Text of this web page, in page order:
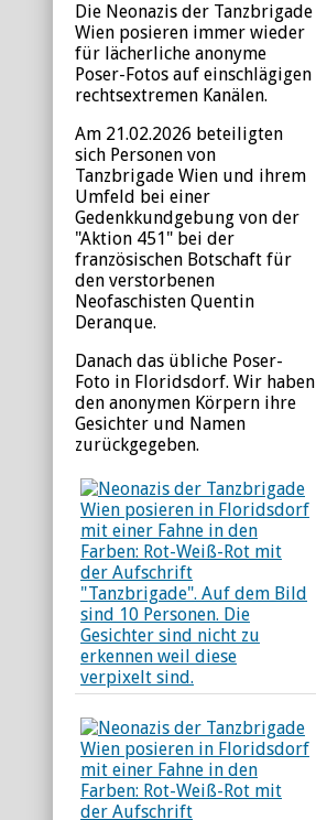
Die Neonazis der Tanzbrigade
Wien posieren immer wieder
für lächerliche anonyme
Poser-Fotos auf einschlägigen
rechtsextremen Kanälen.
Am 21.02.2026 beteiligten
sich Personen von
Tanzbrigade Wien und ihrem
Umfeld bei einer
Gedenkkundgebung von der
"Aktion 451" bei der
französischen Botschaft für
den verstorbenen
Neofaschisten Quentin
Deranque.
Danach das übliche Poser-
Foto in Floridsdorf. Wir haben
den anonymen Körpern ihre
Gesichter und Namen
zurückgegeben.